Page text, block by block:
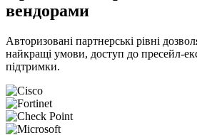
вендорами
Авторизовані партнерські рівні
найкращі умови, доступ до пресейл-
підтримки.